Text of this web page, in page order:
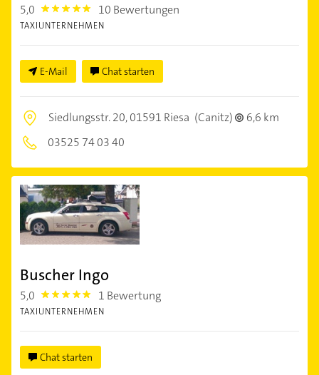
5,0 5.0 10 Bewertungen
TAXIUNTERNEHMEN
E-Mail Chat starten
Siedlungsstr. 20,01591 Riesa (Canitz)
6,6 km
03525 74 03 40
Buscher Ingo
5,0 5.0 1 Bewertung
TAXIUNTERNEHMEN
Chat starten